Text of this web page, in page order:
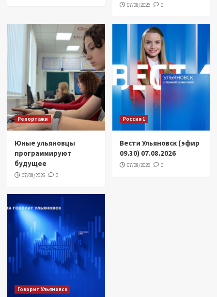
07/08/2026 0
Репортажи
Юные ульяновцы
программируют
будущее
07/08/2026 0
Россия 1
Вести Ульяновск (эфир
09.30) 07.08.2026
07/08/2026 0
Говорит Ульяновск